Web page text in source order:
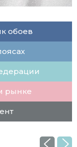
обоев
рынке